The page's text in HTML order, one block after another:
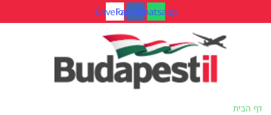
לתוכן
Whatsapp
Facebook
Envelope
דף הבית